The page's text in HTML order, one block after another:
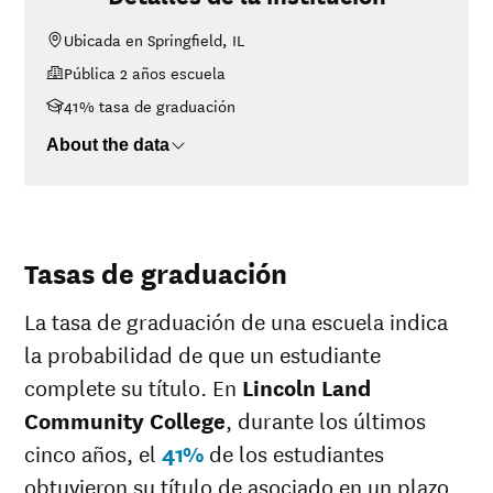
<$30K
$1,198
$30K-$48K $2,453
$48K-$75K $5,666
>$110K
$12,716
Ubicada en Springfield, IL
Pública 2 años escuela
41% tasa de graduación
About the data
Tasas de graduación
La tasa de graduación de una escuela indica
la probabilidad de que un estudiante
complete su título. En Lincoln Land
Community College, durante los últimos
cinco años, el41% de los estudiantes
obtuvieron su título de asociado en un plazo